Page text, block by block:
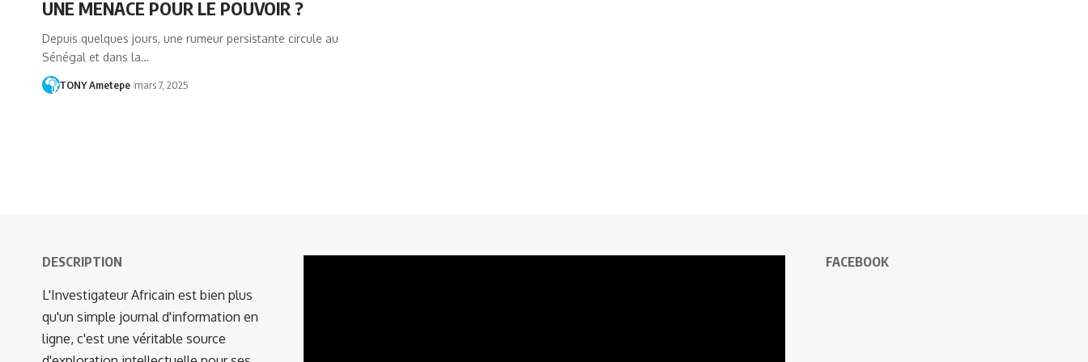
UNE MENACE POUR LE POUVOIR ?
Depuis quelques jours, une rumeur persistante circule au
Sénégal et dans la…
TONY Ametepe mars 7, 2025
DESCRIPTION
L'Investigateur Africain est bien plus
qu'un simple journal d'information en
ligne, c'est une véritable source
FACEBOOK